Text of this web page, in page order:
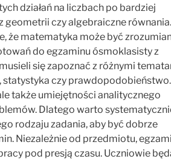
działań na liczbach po bardziej
czy algebraiczne
że matematyka może być
do egzaminu ósmoklasisty z
się zapoznać z różnymi
czy prawdopodobieństwo.
także umiejętności analitycznego
Dlatego warto
rodzaju zadania, aby być dobrze
Niezależnie od przedmiotu,
pod presją czasu. Uczniowie